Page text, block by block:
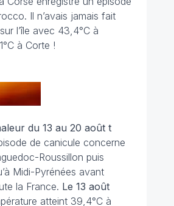
Il n’avais jamais fait
l’île avec 43,4°C à
à Corte !
du 13 au 20 août t
de canicule concerne
Roussillon puis
Midi-Pyrénées avant
la France. Le 13 août
atteint 39,4°C à